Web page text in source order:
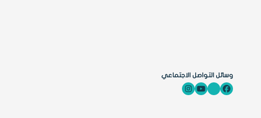
وسائل التواصل الاجتماعي